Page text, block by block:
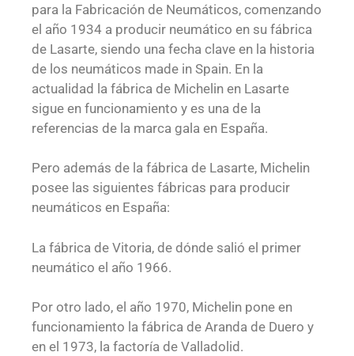
para la Fabricación de Neumáticos, comenzando
el año 1934 a producir neumático en su fábrica
de Lasarte, siendo una fecha clave en la historia
de los neumáticos made in Spain. En la
actualidad la fábrica de Michelin en Lasarte
sigue en funcionamiento y es una de la
referencias de la marca gala en España.
Pero además de la fábrica de Lasarte, Michelin
posee las siguientes fábricas para producir
neumáticos en España:
La fábrica de Vitoria, de dónde salió el primer
neumático el año 1966.
Por otro lado, el año 1970, Michelin pone en
funcionamiento la fábrica de Aranda de Duero y
en el 1973, la factoría de Valladolid.